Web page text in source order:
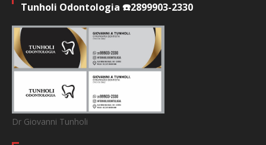
Tunholi Odontologia ☎️2899903-2330
Dr Giovanni Tunholi